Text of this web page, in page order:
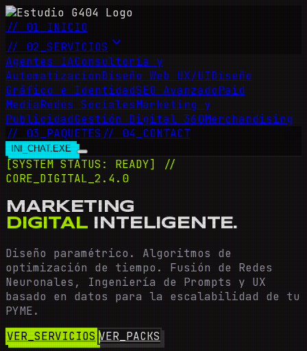
// 01_INICIO
// 02_SERVICIOS expand_more
Agentes IAConsultoría y
AutomatizaciónDiseño Web UX/UIDiseño
Gráfico e IdentidadSEO AvanzadoPaid
MediaRedes SocialesMarketing y
PublicidadGestión Digital 360Merchandising
// 03_PAQUETES // 04_CONTACT
INI_CHAT.EXE
[SYSTEM STATUS: READY] //
CORE_DIGITAL_2.4.0
MARKETING
DIGITALINTELIGENTE.
Diseño paramétrico. Algoritmos de
optimización de tiempo. Fusión de Redes
Neuronales, Ingeniería de Prompts y UX
basado en datos para la escalabilidad de tu
PYME.
VER_SERVICIOSVER_PACKS